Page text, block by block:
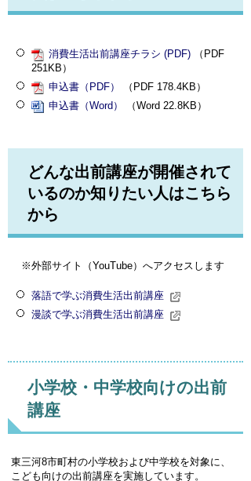
消費生活出前講座チラシ (PDF) （PDF
251KB）
申込書（PDF）
（PDF 178.4KB）
申込書（Word）
（Word 22.8KB）
どんな出前講座が開催されて
いるのか知りたい人はこちら
から
※外部サイト（YouTube）へアクセスします
落語で学ぶ消費生活出前講座
漫談で学ぶ消費生活出前講座
小学校・中学校向けの出前
講座
東三河8市町村の小学校および中学校を対象に、
こども向けの出前講座を実施しています。